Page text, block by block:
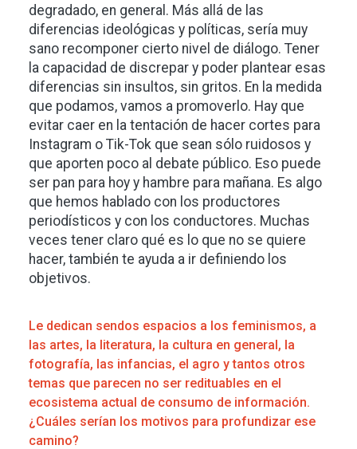
degradado, en general. Más allá de las
diferencias ideológicas y políticas, sería muy
sano recomponer cierto nivel de diálogo. Tener
la capacidad de discrepar y poder plantear esas
diferencias sin insultos, sin gritos. En la medida
que podamos, vamos a promoverlo. Hay que
evitar caer en la tentación de hacer cortes para
Instagram o Tik-Tok que sean sólo ruidosos y
que aporten poco al debate público. Eso puede
ser pan para hoy y hambre para mañana. Es algo
que hemos hablado con los productores
periodísticos y con los conductores. Muchas
veces tener claro qué es lo que no se quiere
hacer, también te ayuda a ir definiendo los
objetivos.
Le dedican sendos espacios a los feminismos, a
las artes, la literatura, la cultura en general, la
fotografía, las infancias, el agro y tantos otros
temas que parecen no ser redituables en el
ecosistema actual de consumo de información.
¿Cuáles serían los motivos para profundizar ese
camino?